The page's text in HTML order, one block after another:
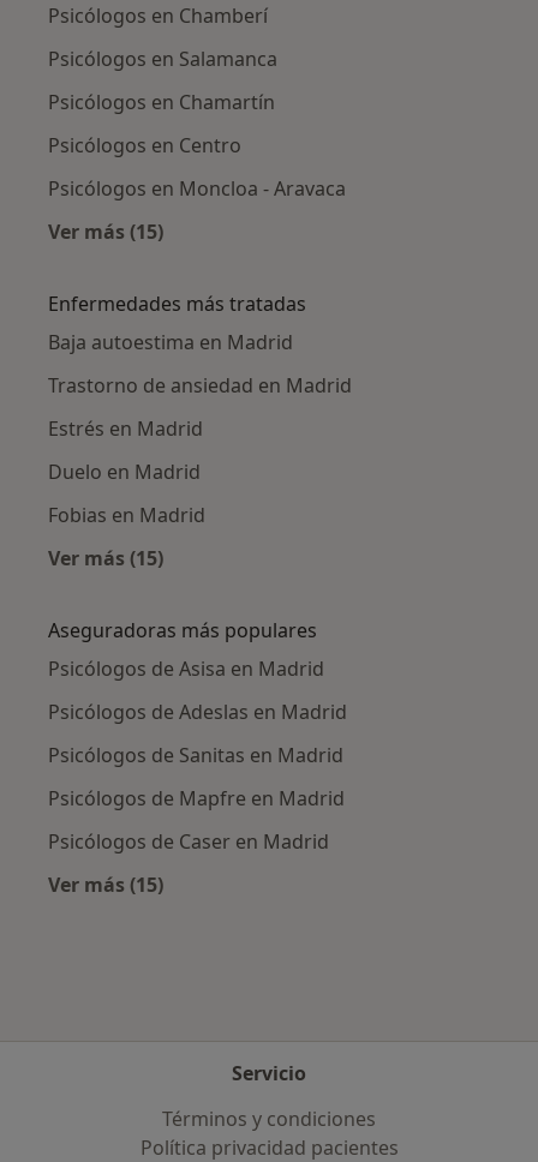
Psicólogos en Chamberí
Psicólogos en Salamanca
Psicólogos en Chamartín
Psicólogos en Centro
Psicólogos en Moncloa - Aravaca
Ver más (15)
Enfermedades más tratadas
Baja autoestima en Madrid
Trastorno de ansiedad en Madrid
Estrés en Madrid
Duelo en Madrid
Fobias en Madrid
Ver más (15)
Aseguradoras más populares
Psicólogos de Asisa en Madrid
Psicólogos de Adeslas en Madrid
Psicólogos de Sanitas en Madrid
Psicólogos de Mapfre en Madrid
Psicólogos de Caser en Madrid
Ver más (15)
Servicio
Términos y condiciones
Política privacidad pacientes